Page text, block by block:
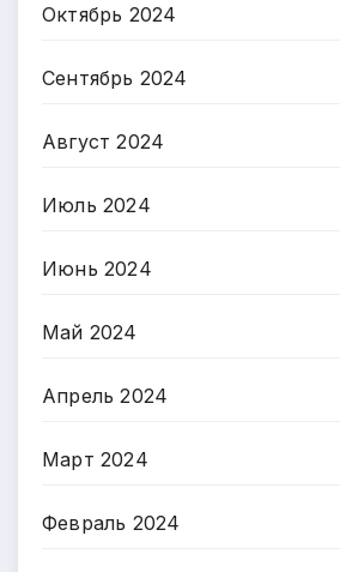
Октябрь 2024
Сентябрь 2024
Август 2024
Июль 2024
Июнь 2024
Май 2024
Апрель 2024
Март 2024
Февраль 2024